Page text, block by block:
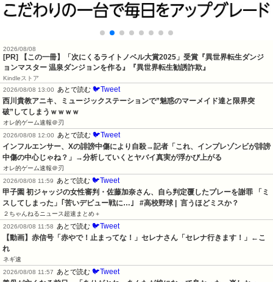
2026/08/08
[PR] 【この一冊】「次にくるライトノベル大賞2025」受賞『異世界転生ダンジ
ョンマスター 温泉ダンジョンを作る』『異世界転生勧誘詐欺』
Kindleストア
2026/08/08 13:00
あとで読む 🐦Tweet
西川貴教アニキ、ミュージックステーションで”魅惑のマーメイド達と限界突
破”してしまうｗｗｗｗ
オレ的ゲーム速報＠刃
2026/08/08 12:00
あとで読む 🐦Tweet
インフルエンサー、Xの誹謗中傷により自殺→記者「これ、インプレゾンビが誹謗
中傷の中心じゃね？」→分析していくとヤバイ真実が浮かび上がる
オレ的ゲーム速報＠刃
2026/08/08 11:59
あとで読む 🐦Tweet
甲子園 初ジャッジの女性審判・佐藤加奈さん、自ら判定覆したプレーを謝罪 「ミ
スしてしまった」｢苦いデビュー戦に…｣   #高校野球 |  言うほどミスか？
２ちゃんねるニュース超速まとめ＋
2026/08/08 11:58
あとで読む 🐦Tweet
【動画】赤信号「赤やで！止まってな！」セレナさん「セレナ行きます！」←こ
れ
ネギ速
2026/08/08 11:57
あとで読む 🐦Tweet